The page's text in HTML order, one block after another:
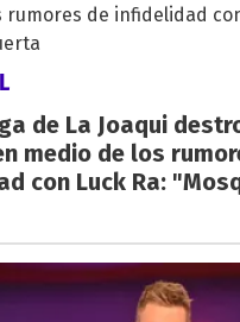
de La Joaqui
medio de los
con Luck Ra: